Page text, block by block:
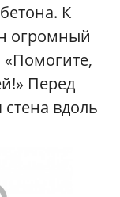
К
огромный
Перед
вдоль